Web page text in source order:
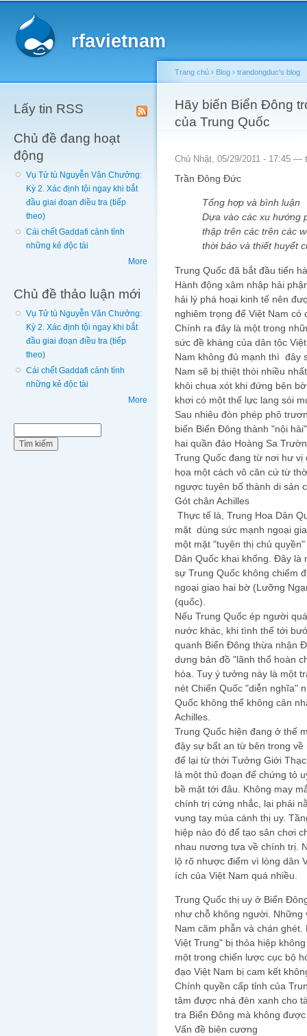
rfavietnam
Lấy tin RSS
Chủ đề đang hoạt
động
Vụ Tử tù Nguyễn Văn Chưởng:
Kỳ 2. Xác định tội ngay khi bắt
đầu giai đoạn điều tra (tiếp
theo)
Cái chết Gaddafi cảnh tỉnh
những kẻ độc tài
More
Chủ đề thảo luận mới
Vụ Tử tù Nguyễn Văn Chưởng:
Kỳ 2. Xác định tội ngay khi bắt
đầu giai đoạn điều tra (tiếp
theo)
Cái chết Gaddafi cảnh tỉnh
những kẻ độc tài
More
You are here
Trang chủ › Blog › trandongduc's blog
Hãy biến Biển Đông
của Trung Quốc
Chủ Nhật, 05/29/2011 - 17:45 —
Trần Đông Đức
Tổng hợp và bình luận
Dựa vào các xu hướng
thập trên các trên các
thời báo và thiết huyết
Trung Quốc đã bắt đầu tiến
Hành động xâm nhập hải
hải lý phá hoại kinh tế nên
nghiêm trọng để Việt Nam
Chính ra đây là một trong
sức đề kháng của dân tộc
Nam không đủ mạnh thì đây
Nam sẽ bị thiệt thòi nhiều
khỏi chua xót khi đứng bên
khơi có một thế lực lang sói
Sau nhiêu đòn phép phô
biến Biển Đông thành "nội
hai quần đảo Hoàng Sa
Trung Quốc đang từ nơi hư
họa một cách vô căn cứ từ
ngược tuyên bố thành di sản
Gót chân Achilles
Thực tế là, Trung Hoa Dân
mặt dùng sức mạnh ngoại
một mặt "tuyên thị chủ
Dân Quốc khai khống. Đây là
sự Trung Quốc không chiếm
ngoại giao hai bờ (Lưỡng
(quốc).
Nếu Trung Quốc ép người
nước khác, khi tình thế tới
quanh Biển Đông thừa nhận
dưng bản đồ "lãnh thổ hoàn
hóa. Tuy ý tưởng này là một
nét Chiến Quốc "diễn nghĩa"
Quốc không thể không cân
Achilles.
Trung Quốc hiện đang ở thế
đậy sự bất an từ bên trong
để lại từ thời Tưởng Giới
là một thủ đoạn để chứng tỏ
bề mặt tới đâu. Không may
chính trị cứng nhắc, lại phải
vung tay múa cánh thị uy.
hiệp nào đó để tạo sân chơi
nhau nương tựa về chính trị.
lộ rõ nhược điểm vì lòng dân
ích của Việt Nam quá nhiều.
Trung Quốc thị uy ở Biển
như chỗ không người. Những
Nam căm phẫn và chán
Việt Trung" bị thỏa hiệp
một trong chiến lược cục bộ
đạo Việt Nam bị cam kết
Chính quyền cấp tỉnh của
tâm được nhá đèn xanh cho
tra Biển Đông mà không
Vấn đề biên cương